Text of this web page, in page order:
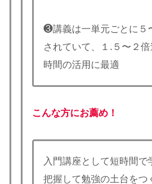
❸講義は一単元ごとに５
されていて、１.５〜２
時間の活用に最適
こんな方にお薦め！
入門講座として短時間で
把握して勉強の土台をつ